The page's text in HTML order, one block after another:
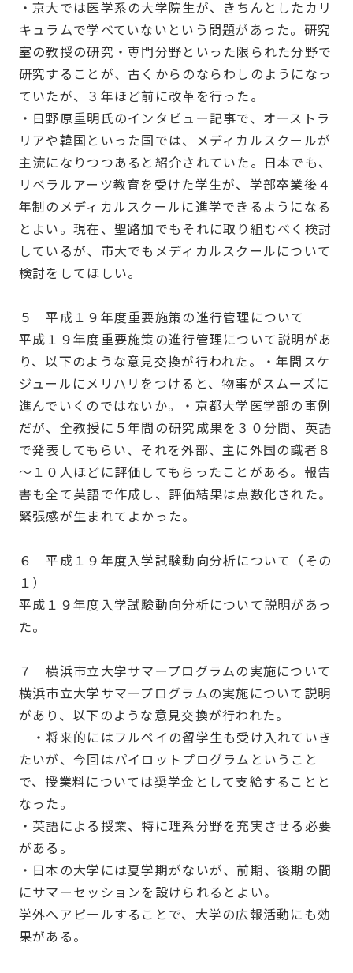
・京大では医学系の大学院生が、きちんとしたカリ
キュラムで学べていないという問題があった。研究
室の教授の研究・専門分野といった限られた分野で
研究することが、古くからのならわしのようになっ
ていたが、３年ほど前に改革を行った。
・日野原重明氏のインタビュー記事で、オーストラ
リアや韓国といった国では、メディカルスクールが
主流になりつつあると紹介されていた。日本でも、
リベラルアーツ教育を受けた学生が、学部卒業後４
年制のメディカルスクールに進学できるようになる
とよい。現在、聖路加でもそれに取り組むべく検討
しているが、市大でもメディカルスクールについて
検討をしてほしい。
５ 平成１９年度重要施策の進行管理について
平成１９年度重要施策の進行管理について説明があ
り、以下のような意見交換が行われた。・年間スケ
ジュールにメリハリをつけると、物事がスムーズに
進んでいくのではないか。・京都大学医学部の事例
だが、全教授に５年間の研究成果を３０分間、英語
で発表してもらい、それを外部、主に外国の識者８
～１０人ほどに評価してもらったことがある。報告
書も全て英語で作成し、評価結果は点数化された。
緊張感が生まれてよかった。
６ 平成１９年度入学試験動向分析について（その
１）
平成１９年度入学試験動向分析について説明があっ
た。
７ 横浜市立大学サマープログラムの実施について
横浜市立大学サマープログラムの実施について説明
があり、以下のような意見交換が行われた。
・将来的にはフルペイの留学生も受け入れていき
たいが、今回はパイロットプログラムということ
で、授業料については奨学金として支給することと
なった。
・英語による授業、特に理系分野を充実させる必要
がある。
・日本の大学には夏学期がないが、前期、後期の間
にサマーセッションを設けられるとよい。
学外へアピールすることで、大学の広報活動にも効
果がある。